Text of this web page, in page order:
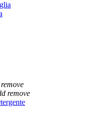
remove
remove